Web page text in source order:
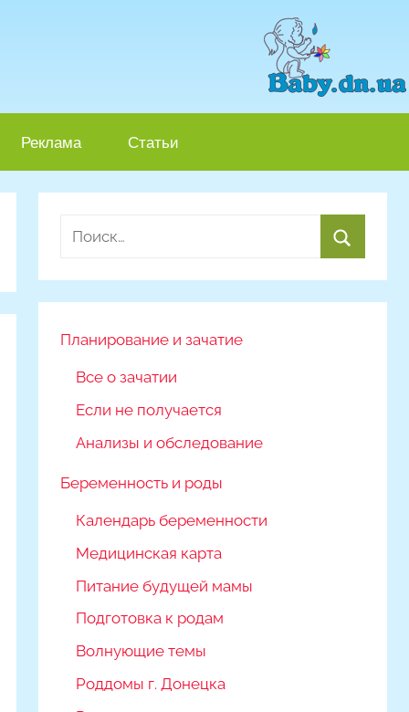
Реклама Статьи
Найти:
Планирование и зачатие
Все о зачатии
Если не получается
Анализы и обследование
Беременность и роды
Календарь беременности
Медицинская карта
Питание будущей мамы
Подготовка к родам
Волнующие темы
Роддомы г. Донецка